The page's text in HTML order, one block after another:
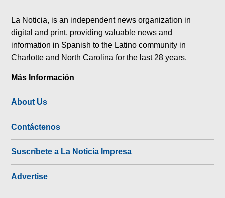
La Noticia, is an independent news organization in
digital and print, providing valuable news and
information in Spanish to the Latino community in
Charlotte and North Carolina for the last 28 years.
Más Información
About Us
Contáctenos
Suscríbete a La Noticia Impresa
Advertise